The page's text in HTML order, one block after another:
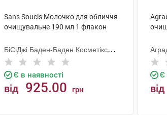
Sans Soucis Молочко для обличчя
очищувальне 190 мл 1 флакон
БіСіДжі Баден-Баден Косметікс
Груп Гмбх
Є в наявності
від 925.00 грн
Є
від